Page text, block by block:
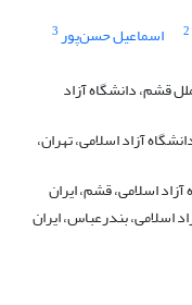
2 اسماعیل حسن‌پور3
قشم، دانشگاه آزاد
آزاد اسلامی، تهران،
اسلامی، قشم، ایران
اسلامی، بندرعباس، ایران